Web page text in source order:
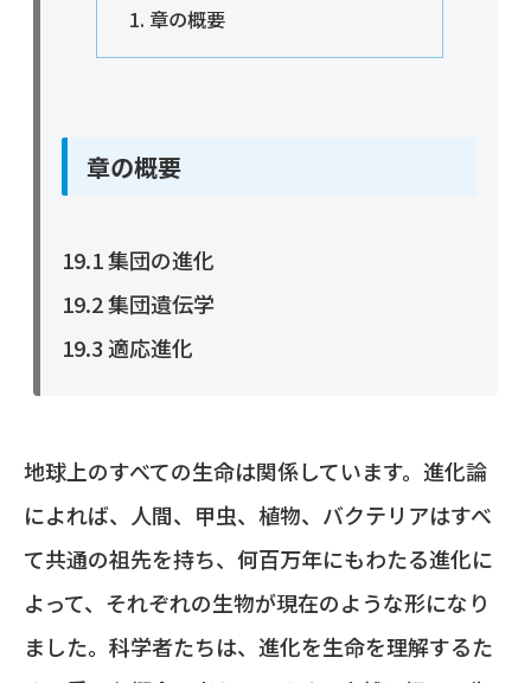
章の概要
章の概要
19.1 集団の進化
19.2 集団遺伝学
19.3 適応進化
地球上のすべての生命は関係しています。進化論
によれば、人間、甲虫、植物、バクテリアはすべ
て共通の祖先を持ち、何百万年にもわたる進化に
よって、それぞれの生物が現在のような形になり
ました。科学者たちは、進化を生命を理解するた